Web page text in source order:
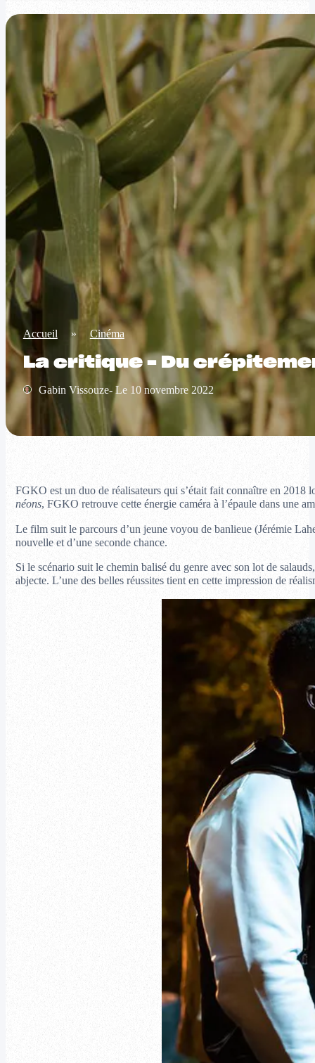
Accueil » Cinéma
La critique – Du
Gabin Vissouze- Le 10 novembre 2022
FGKO est un duo de réalisateurs qui s’était fait connaître en 2018
néons, FGKO retrouve cette énergie caméra à l’épaule dans une
Le film suit le parcours d’un jeune voyou de banlieue (Jérémie
nouvelle et d’une seconde chance.
Si le scénario suit le chemin balisé du genre avec son lot de
abjecte. L’une des belles réussites tient en cette impression de